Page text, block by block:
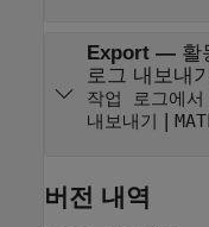
Export— 활
로그 내보내기
작업 로그에
내보내기
버전 내역